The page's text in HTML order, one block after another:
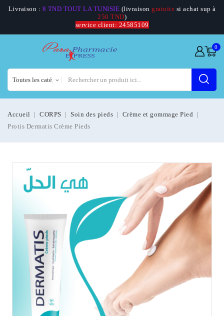
Livraison : 8 TND TOUT LA TUNISIE (livraison gratuite si achat sup à
250 TND)
service client: 24585109
0
Accueil CORPS Soin des pieds
Crème et gommage Pied
Protis Dermatis Crème Pieds